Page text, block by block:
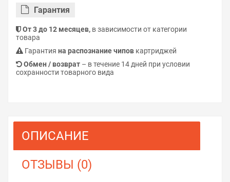
Гарантия
От 3 до 12 месяцев, в зависимости от категории
товара
Гарантия на распознание чипов картриджей
Обмен / возврат – в течение 14 дней при условии
сохранности товарного вида
ОПИСАНИЕ
ОТЗЫВЫ (0)